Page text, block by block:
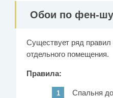
Обои по фен-
Существует ряд
отдельного помещения.
Правила:
Спальня